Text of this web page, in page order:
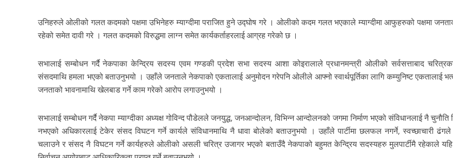
उनिहरुले ओलीको गलत कदमको पक्षमा उभिनेहरु म्याग्दीमा पराजित हुने उद्घोष गरे । ओलीको कदम गलत भएकाले म्याग्दीमा आफुहरुको पक्षमा
रहेको समेत दावी गरे । गलत कदमको विरुद्धमा लाग्न समेत कार्यकर्ताहरलाई आग्रह गरेको छ ।
सभालाई सम्बोधन गर्दै नेकपाका केन्द्रिय सदस्य एवम गण्डकी प्रदेश सभा सदस्य आशा कोइरालाले प्रधानमन्त्री ओलीको सर्वसत्ताबाद
संसदमाथि हमला भएको बताउनुभयो । उहाँले जनताले नेकपाको एकतालाई अनुमोदन गरेपनि ओलीले आफ्नो स्वार्थपूर्तिका लागि कम्युनिष्ट एकतालाई
जनताको भावनामाथि खेलबाड गर्ने काम गरेको आरोप लगाउनुभयो ।
सभालाई सम्बोधन गर्दै नेकपा म्याग्दीका अध्यक्ष गोविन्द पौडेलले जनयुद्ध, जनआन्दोलन, विभिन्न आन्दोलनको जगमा निर्माण भएको संविधानलाई नै चुनौति
नभएको अधिकारलाई टेकेर संसद विघटन गर्ने कार्यले संविधानमाथि नै धावा बोलेको बताउनुभयो । उहाँले पार्टीमा छलफल नगर्ने, स्वच्छाचारी
चलाउने र संसद नै विघटन गर्ने कार्यहरुले ओलीको असली चरित्र उजागर भएको बताउँदै नेकपाको बहुमत केन्द्रिय सदस्यहरु मुलपार्टीमै रहेकाले